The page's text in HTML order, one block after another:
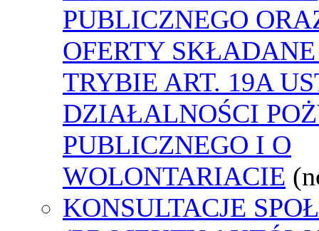
PUBLICZNEGO
OFERTY
TRYBIE ART. 19A
DZIAŁALNOŚCI
PUBLICZNEGO I O
WOLONTARIACIE
KONSULTACJE